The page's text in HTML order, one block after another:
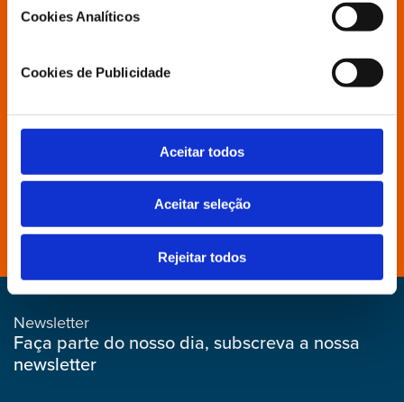
Cookies Analíticos
Cookies de Publicidade
Aceitar todos
Aceitar seleção
Rejeitar todos
Aderir
Distritais e Secções
Newsletter
Faça parte do nosso dia, subscreva a nossa
newsletter